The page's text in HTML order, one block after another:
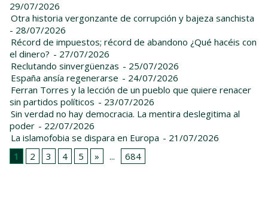
29/07/2026
Otra historia vergonzante de corrupción y bajeza sanchista
- 28/07/2026
Récord de impuestos; récord de abandono ¿Qué hacéis con
el dinero? - 27/07/2026
Reclutando sinvergüenzas - 25/07/2026
España ansía regenerarse - 24/07/2026
Ferran Torres y la lección de un pueblo que quiere renacer
sin partidos políticos - 23/07/2026
Sin verdad no hay democracia. La mentira deslegitima al
poder - 22/07/2026
La islamofobia se dispara en Europa - 21/07/2026
1
2 3 4 5 » ... 684